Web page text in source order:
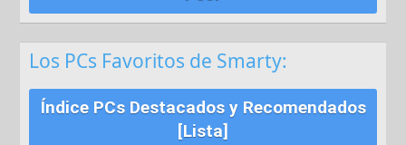
Los PCs Favoritos de Smarty:
Índice PCs Destacados y Recomendados
[Lista]